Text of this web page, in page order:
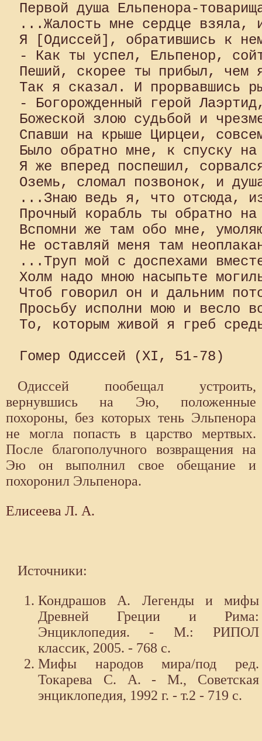
Первой душа Ельпенора-
...Жалость мне сердце взяла,
Я [Одиссей], обратившись к
- Как ты успел, Ельпенор,
Пеший, скорее ты прибыл,
Так я сказал. И прорвавшись
- Богорожденный герой
Божеской злою судьбой и
Спавши на крыше Цирцеи,
Было обратно мне, к спуску
Я же вперед поспешил,
Оземь, сломал позвонок, и
...Знаю ведь я, что отсюда,
Прочный корабль ты обратно
Вспомни же там обо мне,
Не оставляй меня там
...Труп мой с доспехами
Холм надо мною насыпьте
Чтоб говорил он и дальним
Просьбу исполни мою и весло
То, которым живой я греб
Одиссей пообещал устроить,
вернувшись на Эю, положен­ные
похороны, без которых тень Эльпенора
не могла попасть в царство мертвых.
После благополучного возвращения на
Эю он выполнил свое обещание и
похоронил Эльпенора.
Елисеева Л. А.
Источники:
Кондрашов А. Легенды и мифы
Древней Греции и Рима:
Энциклопедия. - М.: РИПОЛ
классик, 2005. - 768 с.
Мифы народов мира/под ред.
Токарева С. А. - М., Советская
энциклопедия, 1992 г. - т.2 - 719 с.